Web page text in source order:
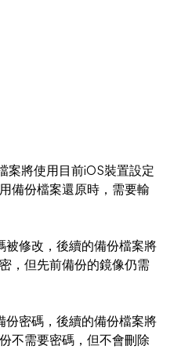
案將使用目前iOS裝置設定
備份檔案還原時，需要輸
被修改，後續的備份檔案將
，但先前備份的鏡像仍需
份密碼，後續的備份檔案將
不需要密碼，但不會刪除